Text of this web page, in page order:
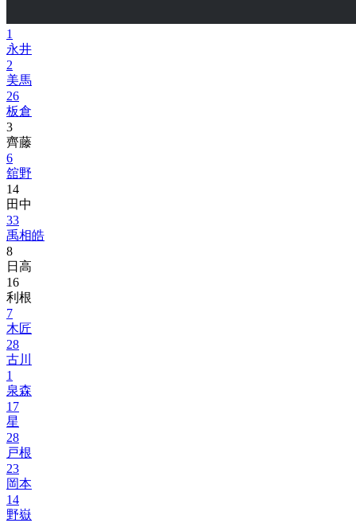
1
永井
2
美馬
26
板倉
3
齊藤
6
舘野
14
田中
33
禹相皓
8
日高
16
利根
7
木匠
28
古川
1
泉森
17
星
28
戸根
23
岡本
14
野嶽